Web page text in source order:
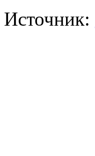
Источник: